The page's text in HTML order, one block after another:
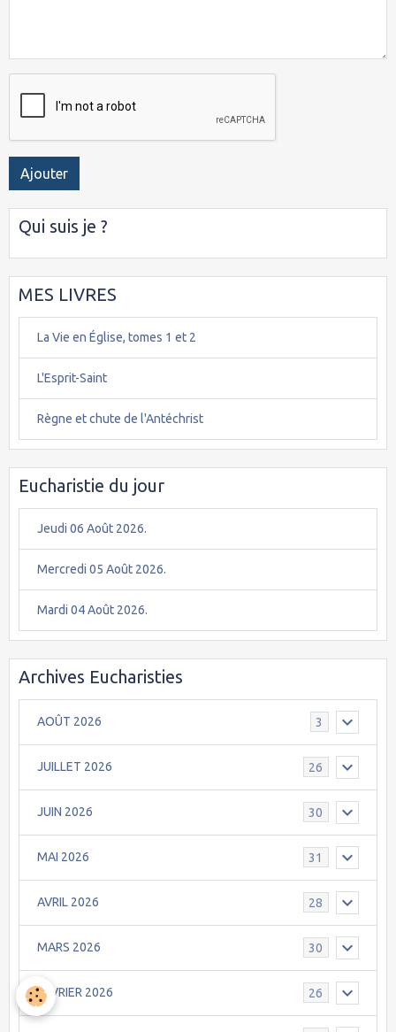
Ajouter
Qui suis je ?
MES LIVRES
La Vie en Église, tomes 1 et 2
L'Esprit-Saint
Règne et chute de l'Antéchrist
Eucharistie du jour
Jeudi 06 Août 2026.
Mercredi 05 Août 2026.
Mardi 04 Août 2026.
Archives Eucharisties
AOÛT 2026 3
JUILLET 2026 26
JUIN 2026 30
MAI 2026 31
AVRIL 2026 28
MARS 2026 30
FEVRIER 2026 26